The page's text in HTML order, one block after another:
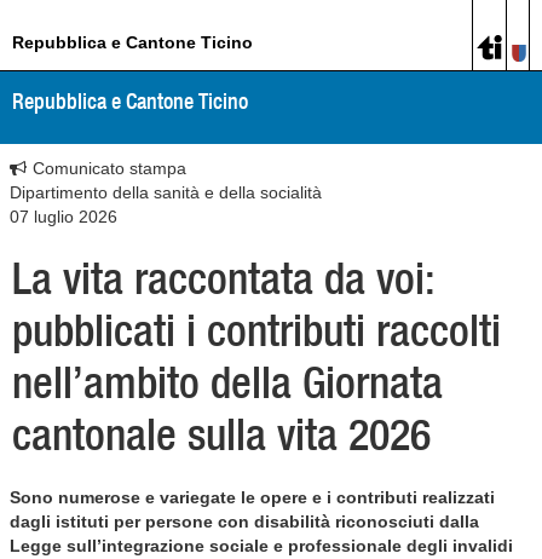
Repubblica e Cantone Ticino
Repubblica e Cantone Ticino
Comunicato stampa
Dipartimento della sanità e della socialità
07 luglio 2026
La vita raccontata da voi:
pubblicati i contributi raccolti
nell’ambito della Giornata
cantonale sulla vita 2026
Sono numerose e variegate le opere e i contributi realizzati
dagli istituti per persone con disabilità riconosciuti dalla
Legge sull’integrazione sociale e professionale degli invalidi